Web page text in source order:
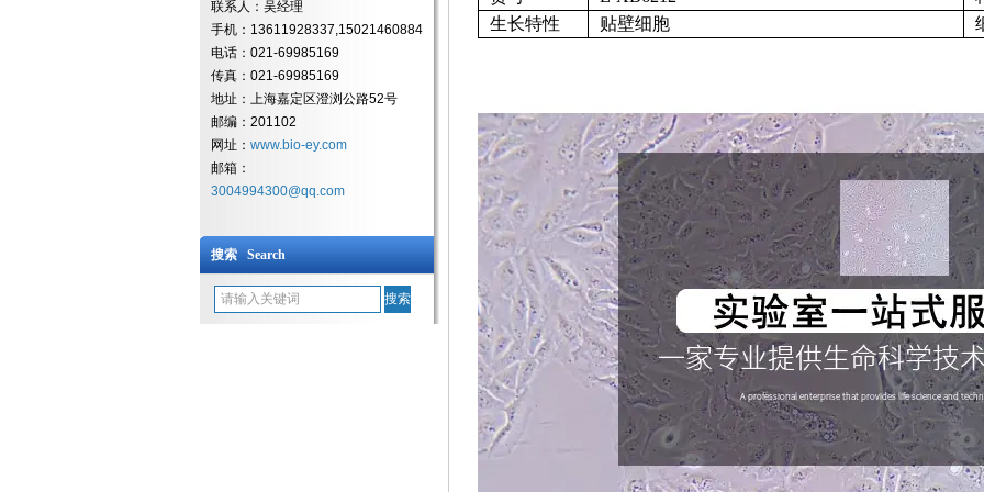
联系人：吴经理
手机：13611928337,15021460884
电话：021-69985169
传真：021-69985169
地址：上海嘉定区澄浏公路52号
邮编：201102
网址： www.bio-ey.com
邮箱：
3004994300@qq.com
搜索 Search
生长特性
贴壁细胞